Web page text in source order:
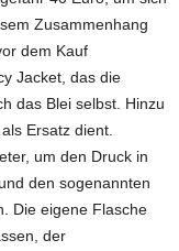
Zusammenhang
dem Kauf
Jacket, das die
das Blei selbst. Hinzu
Ersatz dient.
um den Druck in
den sogenannten
Die eigene Flasche
der